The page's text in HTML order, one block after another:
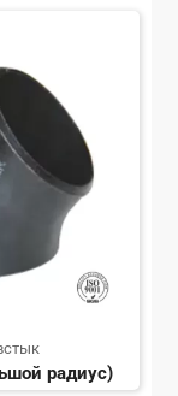
радиус)